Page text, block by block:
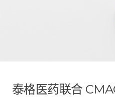
泰格医药联合